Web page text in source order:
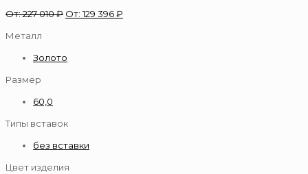
От:227 010₽ От:129 396₽
Металл
Золото
Размер
60,0
Типы вставок
без вставки
Цвет изделия